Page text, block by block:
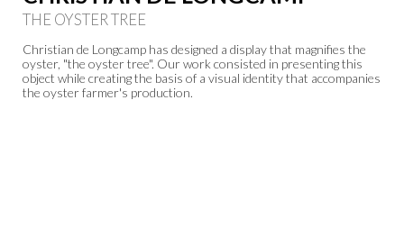
THE OYSTER TREE
Christian de Longcamp has designed a display that magnifies the
oyster, "the oyster tree". Our work consisted in presenting this
object while creating the basis of a visual identity that accompanies
the oyster farmer's production.